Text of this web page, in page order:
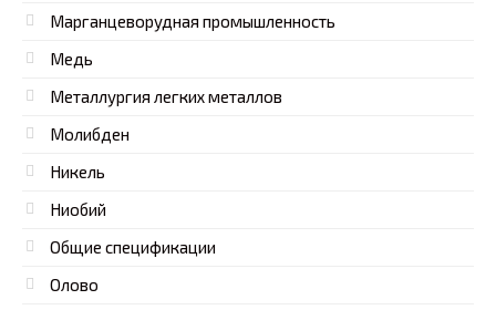
Марганцеворудная промышленность
Медь
Металлургия легких металлов
Молибден
Никель
Ниобий
Общие спецификации
Олово